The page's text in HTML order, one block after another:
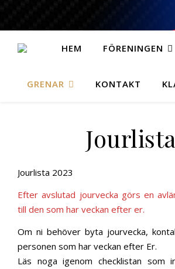
HEM FÖRENINGEN
GRENAR KONTAKT
Jourlista 2023
Efter avslutad jourvecka görs en
till den som har veckan efter er.
Om ni behöver byta jourvecka,
personen som har veckan efter Er.
Läs noga igenom checklistan som